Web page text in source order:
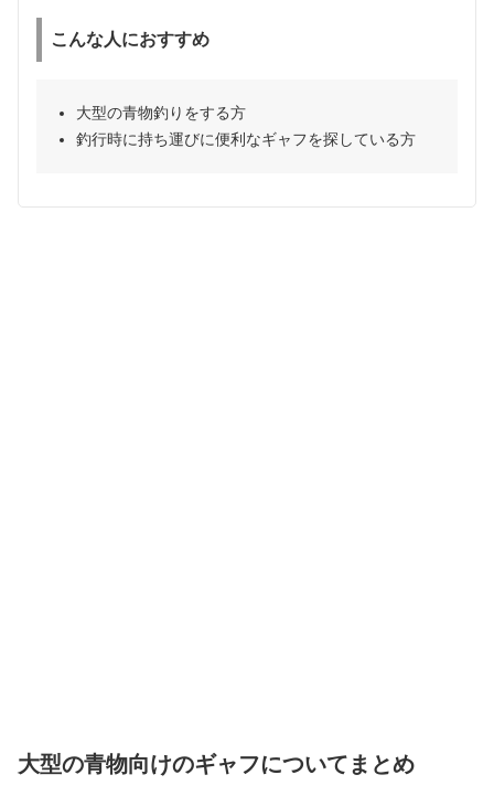
こんな人におすすめ
大型の青物釣りをする方
釣行時に持ち運びに便利なギャフを探している方
大型の青物向けのギャフについてまとめ